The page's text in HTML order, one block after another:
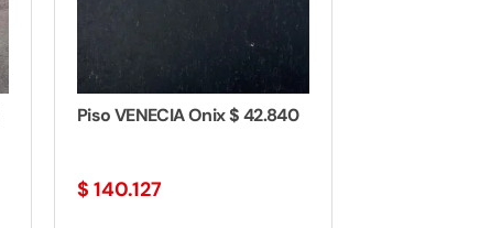
Piso VENECIA Onix $ 42.840
$ 140.127